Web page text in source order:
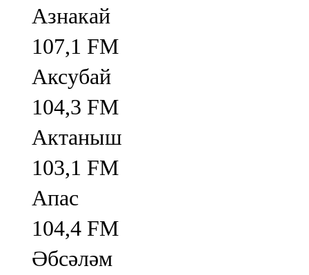
Азнакай
107,1 FM
Аксубай
104,3 FM
Актаныш
103,1 FM
Апас
104,4 FM
Әбсәләм